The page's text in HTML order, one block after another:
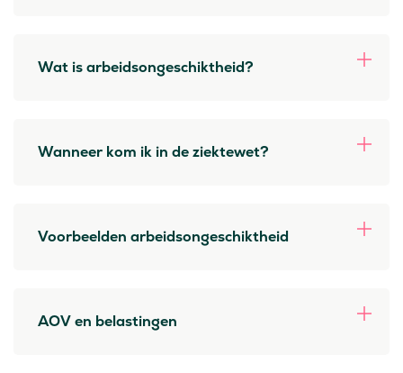
Wat is arbeidsongeschiktheid?
Wanneer kom ik in de ziektewet?
Voorbeelden arbeidsongeschiktheid
AOV en belastingen